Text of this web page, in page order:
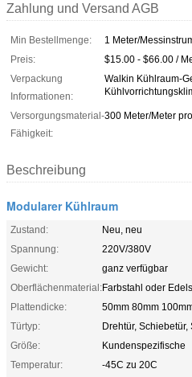
Zahlung und Versand AGB
Min Bestellmenge:
1 Meter/
Preis:
$15.00 - $66.00 /
Verpackung
Informationen:
Walkin Kühlraum-
Versorgungsmaterial-
Fähigkeit:
300 Meter/Meter
Beschreibung
Modularer Kühlraum
Zustand:
Neu, neu
Spannung:
220V/380V
Gewicht:
ganz verfügbar
Oberflächenmaterial:Farbstahl oder
Plattendicke:
50mm 80mm
Türtyp:
Drehtür,
Größe:
Kundenspezifische
Temperatur:
-45C zu 20C